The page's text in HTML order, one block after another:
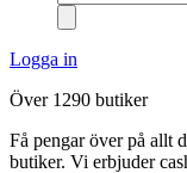
Logga in
Över 1290 butiker
Få pengar över på allt
butiker. Vi erbjuder